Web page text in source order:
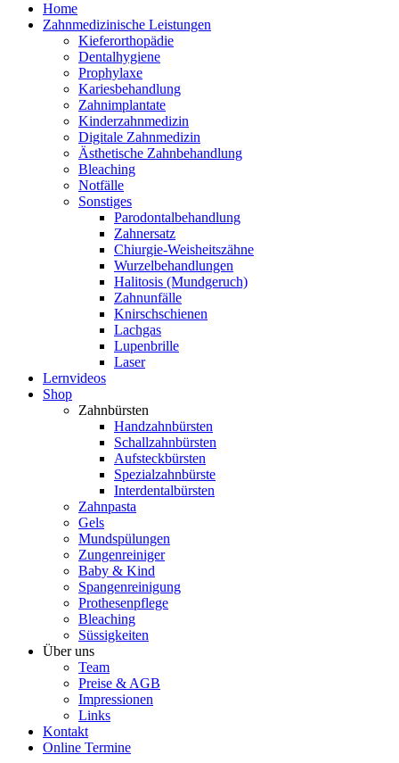
Home
Zahnmedizinische Leistungen
Kieferorthopädie
Dentalhygiene
Prophylaxe
Kariesbehandlung
Zahnimplantate
Kinderzahnmedizin
Digitale Zahnmedizin
Ästhetische Zahnbehandlung
Bleaching
Notfälle
Sonstiges
Parodontalbehandlung
Zahnersatz
Chiurgie-Weisheitszähne
Wurzelbehandlungen
Halitosis (Mundgeruch)
Zahnunfälle
Knirschschienen
Lachgas
Lupenbrille
Laser
Lernvideos
Shop
Zahnbürsten
Handzahnbürsten
Schallzahnbürsten
Aufsteckbürsten
Spezialzahnbürste
Interdentalbürsten
Zahnpasta
Gels
Mundspülungen
Zungenreiniger
Baby & Kind
Spangenreinigung
Prothesenpflege
Bleaching
Süssigkeiten
Über uns
Team
Preise & AGB
Impressionen
Links
Kontakt
Online Termine